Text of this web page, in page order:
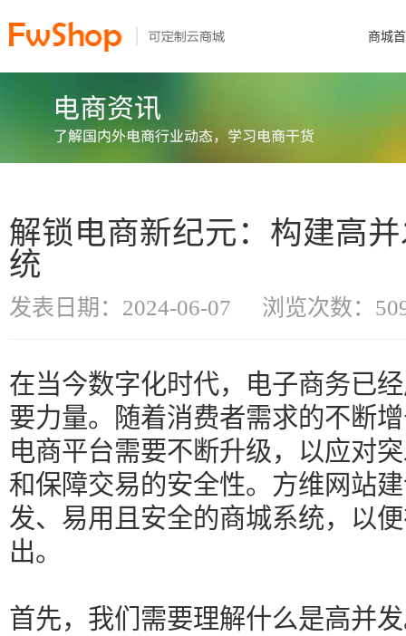
商城
解锁电商新纪元：构建高
统
发表日期：2024-06-07 浏览次数：
在当今数字化时代，电子商务已
要力量。随着消费者需求的不断
电商平台需要不断升级，以应对
和保障交易的安全性。方维网站
发、易用且安全的商城系统，以
出。
首先，我们需要理解什么是高并